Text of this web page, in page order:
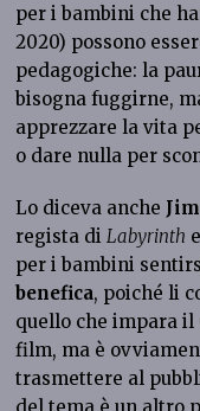
per i bambini che
2020) possono
pedagogiche: la
bisogna fuggirne,
apprezzare la vita
o dare nulla per
Lo diceva anche
regista di Labyrinth e
per i bambini
benefica, poiché li
quello che impara il
film, ma è
trasmettere al